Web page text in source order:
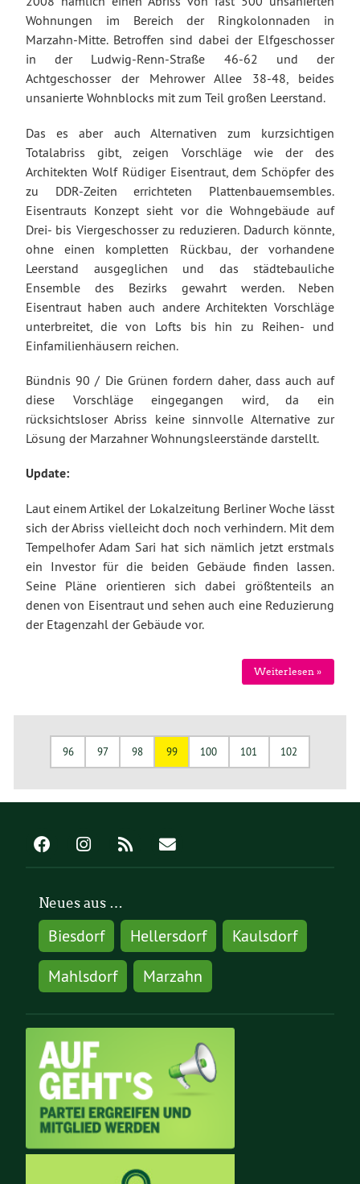
Wohnungen im Bereich der Ringkolonnaden in
Marzahn-Mitte. Betroffen sind dabei der Elfgeschosser
in der Ludwig-Renn-Straße 46-62 und der
Achtgeschosser der Mehrower Allee 38-48, beides
unsanierte Wohnblocks mit zum Teil großen Leerstand.
Das es aber auch Alternativen zum kurzsichtigen
Totalabriss gibt, zeigen Vorschläge wie der des
Architekten Wolf Rüdiger Eisentraut, dem Schöpfer des
zu DDR-Zeiten errichteten Plattenbauemsembles.
Eisentrauts Konzept sieht vor die Wohngebäude auf
Drei- bis Viergeschosser zu reduzieren. Dadurch könnte,
ohne einen kompletten Rückbau, der vorhandene
Leerstand ausgeglichen und das städtebauliche
Ensemble des Bezirks gewahrt werden. Neben
Eisentraut haben auch andere Architekten Vorschläge
unterbreitet, die von Lofts bis hin zu Reihen- und
Einfamilienhäusern reichen.
Bündnis 90 / Die Grünen fordern daher, dass auch auf
diese Vorschläge eingegangen wird, da ein
rücksichtsloser Abriss keine sinnvolle Alternative zur
Lösung der Marzahner Wohnungsleerstände darstellt.
Update:
Laut einem Artikel der Lokalzeitung Berliner Woche lässt
sich der Abriss vielleicht doch noch verhindern. Mit dem
Tempelhofer Adam Sari hat sich nämlich jetzt erstmals
ein Investor für die beiden Gebäude finden lassen.
Seine Pläne orientieren sich dabei größtenteils an
denen von Eisentraut und sehen auch eine Reduzierung
der Etagenzahl der Gebäude vor.
Weiterlesen »
96 97 98 99 100 101 102
Neues aus …
Biesdorf Hellersdorf
Kaulsdorf
Mahlsdorf
Marzahn